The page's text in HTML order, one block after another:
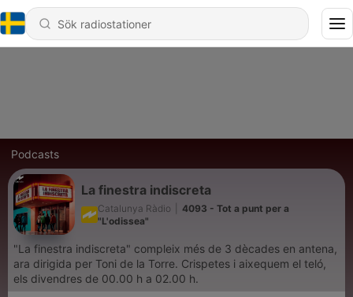
Podcasts
La finestra indiscreta
Catalunya Ràdio
4093 - Tot a punt per a
"L'odissea"
"La finestra indiscreta" compleix més de 3 dècades en antena,
ara dirigida per Toni de la Torre. Crispetes i aixequem el teló,
els divendres de 00.00 h a 02.00 h.